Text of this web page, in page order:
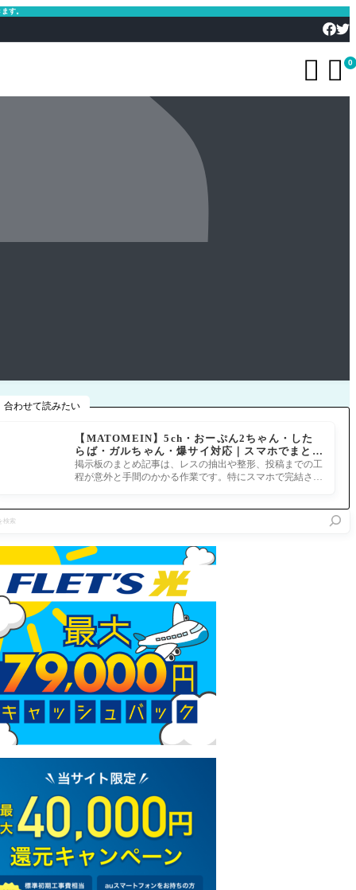
す。
  0
合わせて読みたい
【MATOMEIN】5ch・おーぷん2ちゃん・した
らば・ガルちゃん・爆サイ対応｜スマホでまとめ
記事を作れるアプリ FGOのまとめ記事ができる
まで
掲示板のまとめ記事は、レスの抽出や整形、投稿までの工
程が意外と手間のかかる作業です。特にスマホで完結させ